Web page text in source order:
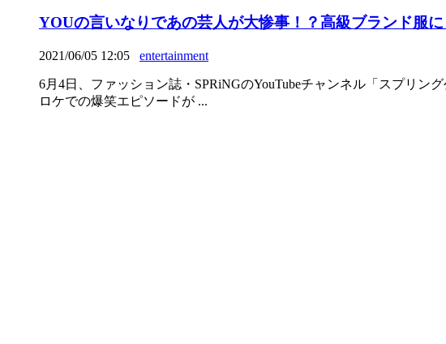
YOUの言いなりであの芸人が大惨事！？高級ブランド服
2021/06/05 12:05 entertainment
6月4日、ファッション誌・SPRiNGのYouTubeチャンネル「スプリ
ロケでの爆笑エピソードが ...